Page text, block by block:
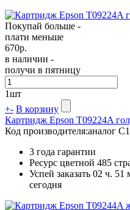
Покупай больше -
плати меньше
670р.
в наличии -
получи в пятницу
1шт
+- В корзину
Картридж Epson T09224A
Код производителя:аналог
3 года гарантии
Ресурс цветной 485
Успей заказать 02 ч.
сегодня